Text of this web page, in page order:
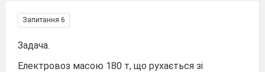
Запитання 6
Задача.
Електровоз масою 180 т, що рухається зі